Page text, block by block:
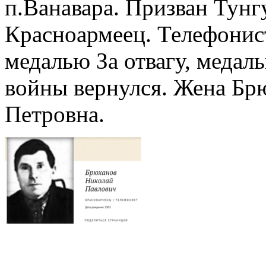
п.Ванавара. Призван
Красноармеец.
медалью За отвагу,
войны вернулся. Жена
Петровна.